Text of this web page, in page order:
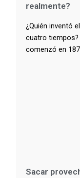
realmente?
¿Quién inventó
cuatro
comenzó en
Sacar